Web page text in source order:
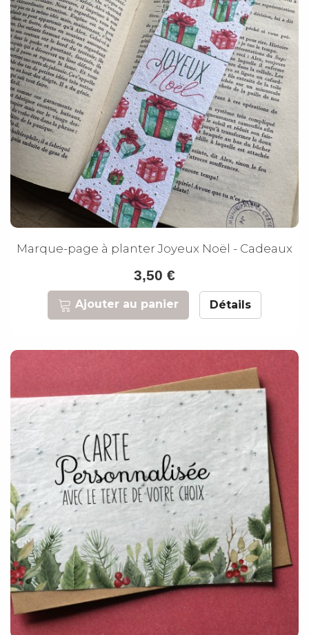
Marque-page à planter Joyeux Noël - Cadeaux
3,50 €
Ajouter au panier Détails